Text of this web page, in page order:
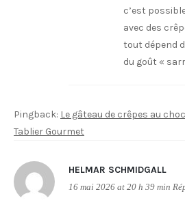
c’est
avec des
tout dépend
du goût «
Pingback: Le gâteau de crêpes au
Tablier Gourmet
HELMAR SCHMIDGALL
16 mai 2026 at 20 h 39 min